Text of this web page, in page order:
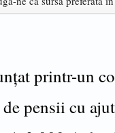
printr-un
pensii cu